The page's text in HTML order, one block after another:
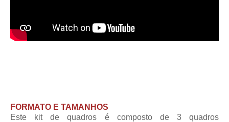
FORMATO E TAMANHOS
Este kit de quadros é composto de 3 quadros